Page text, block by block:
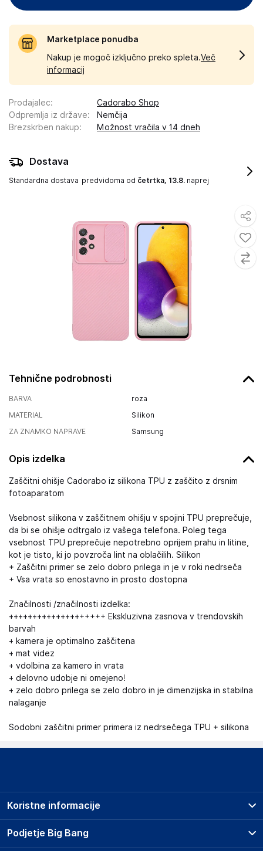
Tehnične podrobnosti
BARVA
roza
MATERIAL
Silikon
ZA ZNAMKO NAPRAVE
Samsung
Opis izdelka
Zaščitni ohišje Cadorabo iz silikona TPU z zaščito z drsnim
fotoaparatom
Vsebnost silikona v zaščitnem ohišju v spojini TPU preprečuje,
da bi se ohišje odtrgalo iz vašega telefona. Poleg tega
vsebnost TPU preprečuje nepotrebno oprijem prahu in litine,
kot je tisto, ki jo povzroča lint na oblačilih. Silikon
+ Zaščitni primer se zelo dobro prilega in je v roki nedrseča
+ Vsa vrata so enostavno in prosto dostopna
Značilnosti /značilnosti izdelka:
++++++++++++++++++++ Ekskluzivna zasnova v trendovskih
barvah
+ kamera je optimalno zaščitena
+ mat videz
+ vdolbina za kamero in vrata
+ delovno udobje ni omejeno!
+ zelo dobro prilega se zelo dobro in je dimenzijska in stabilna
nalaganje
Sodobni zaščitni primer primera iz nedrsečega TPU + silikona
Marketplace ponudba
Nakup je mogoč izključno preko spleta.Več
informacij
Prodajalec:
Cadorabo Shop
Odpremlja iz države:
Nemčija
Brezskrben nakup: Možnost vračila v 14 dneh
Dostava
Standardna dostava predvidoma od četrtka, 13.8. naprej
Podjetje Big Bang
Koristne informacije
Prodajna mesta